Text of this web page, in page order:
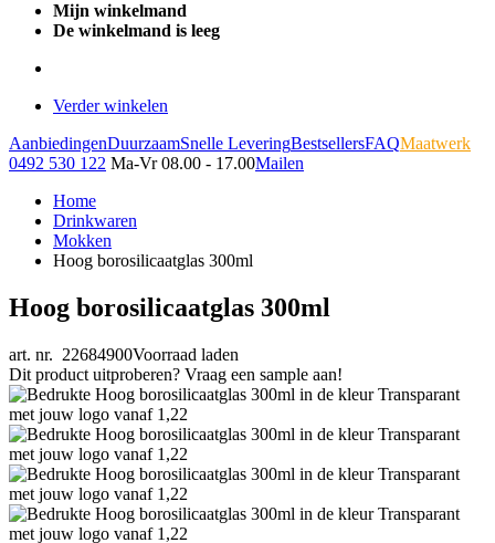
Mijn winkelmand
De winkelmand is leeg
Verder winkelen
AanbiedingenDuurzaamSnelle LeveringBestsellersFAQMaatwerk
0492 530 122 Ma-Vr 08.00 - 17.00Mailen
Home
Drinkwaren
Mokken
Hoog borosilicaatglas 300ml
Hoog borosilicaatglas 300ml
art. nr. 22684900Voorraad laden
Dit product uitproberen? Vraag een sample aan!